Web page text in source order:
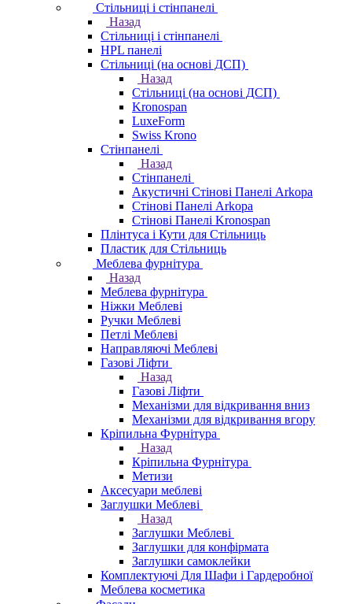
Стільниці і стінпанелі
Назад
Стільниці і стінпанелі
HPL панелі
Стільниці (на основі ДСП)
Назад
Стільниці (на основі ДСП)
Kronospan
LuxeForm
Swiss Krono
Стінпанелі
Назад
Стінпанелі
Акустичні Стінові Панелі Аrkopa
Стінові Панелі Arkopa
Стінові Панелі Kronospan
Плінтуса і Кути для Стільниць
Пластик для Стільниць
Меблева фурнітура
Назад
Меблева фурнітура
Ніжки Меблеві
Ручки Меблеві
Петлі Меблеві
Направляючі Меблеві
Газові Ліфти
Назад
Газові Ліфти
Механізми для відкривання вниз
Механізми для відкривання вгору
Кріпильна Фурнітура
Назад
Кріпильна Фурнітура
Метизи
Аксесуари меблеві
Заглушки Меблеві
Назад
Заглушки Меблеві
Заглушки для конфірмата
Заглушки самоклейки
Комплектуючі Для Шафи і Гардеробної
Меблева косметика